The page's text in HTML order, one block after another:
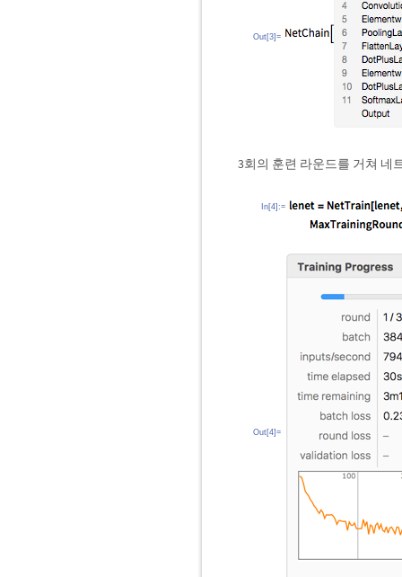
Out[3]=
3회의 훈련 라운드를 거쳐 네
In[4]:=
Out[4]=